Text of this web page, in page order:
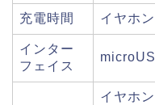
充電時間 イヤホ
インター
フェイス
イヤホ